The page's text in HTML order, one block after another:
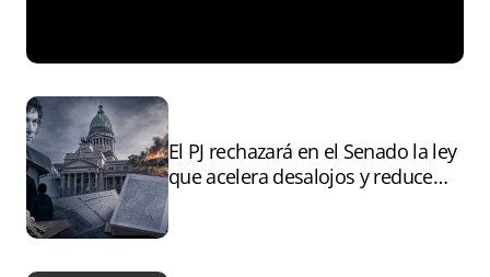
El PJ rechazará en el Senado la ley
que acelera desalojos y reduce